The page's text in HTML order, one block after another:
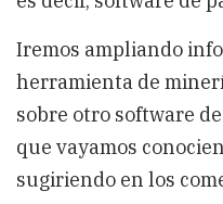
Iremos ampliando
herramienta de
sobre otro software
que vayamos
sugiriendo en los